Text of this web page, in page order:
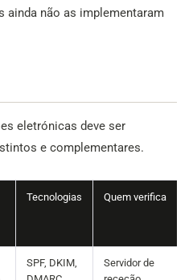
ainda não as implementaram
eletrónicas deve ser
e complementares.
Tecnologias Quem verifica
SPF, DKIM,
Servidor de